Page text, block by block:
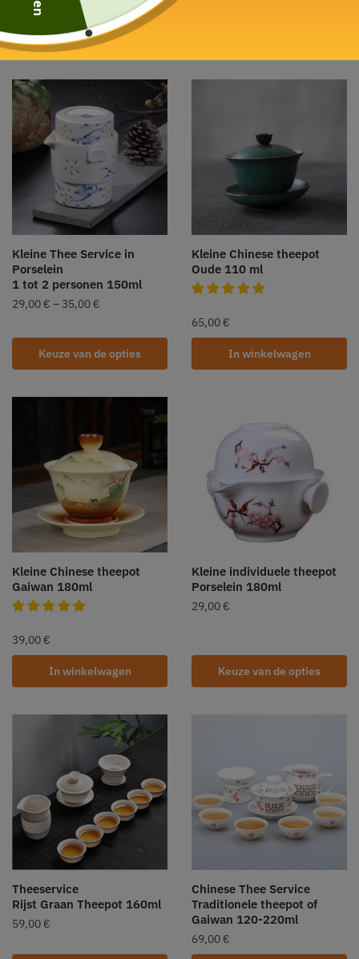
45,00
Keuze van de opties
Kleine Thee Service in
Porselein
1 tot 2 personen 150ml
29,00 € – 35,00 €
Keuze van de opties
Kleine Chinese theepot
Oude 110 ml
65,00 €
In winkelwagen
Kleine Chinese theepot
Gaiwan 180ml
39,00 €
In winkelwagen
Kleine individuele theepot
Porselein 180ml
29,00 €
Keuze van de opties
Theeservice
Rijst Graan Theepot 160ml
59,00 €
Chinese Thee Service
Traditionele theepot of
Gaiwan 120-220ml
69,00 €